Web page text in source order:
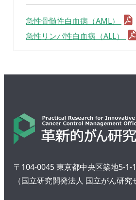
急性骨髄性白血病（AML）
急性リンパ性白血病（ALL）
〒104-0045 東京都中央区築地5-1-1
（国立研究開発法人 国立がん研究